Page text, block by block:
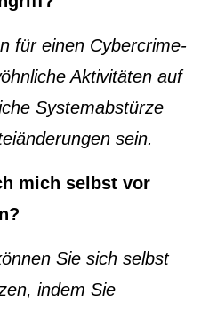
für einen Cybercrime-
Aktivitäten auf
Systemabstürze
sein.
mich selbst vor
Sie sich selbst
indem Sie